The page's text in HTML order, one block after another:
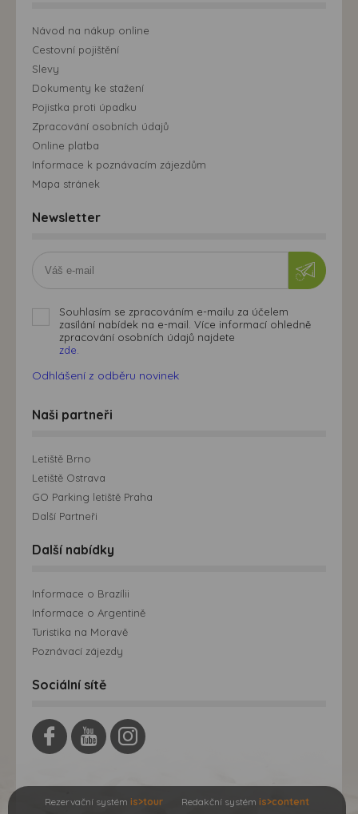
Návod na nákup online
Cestovní pojištění
Slevy
Dokumenty ke stažení
Pojistka proti úpadku
Zpracování osobních údajů
Online platba
Informace k poznávacím zájezdům
Mapa stránek
Newsletter
Souhlasím se zpracováním e-mailu za účelem
zasílání nabídek na e-mail. Více informací ohledně
zpracování osobních údajů najdete
zde.
Odhlášení z odběru novinek
Naši partneři
Letiště Brno
Letiště Ostrava
GO Parking letiště Praha
Další Partneři
Další nabídky
Informace o Brazílii
Informace o Argentině
Turistika na Moravě
Poznávací zájezdy
Sociální sítě
Rezervační systém is>tour Redakční systém is>content